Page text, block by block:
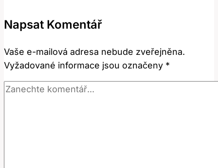
tento
výraz?
Napsat Komentář
Vaše e-mailová adresa nebude zveřejněna.
Vyžadované informace jsou označeny *